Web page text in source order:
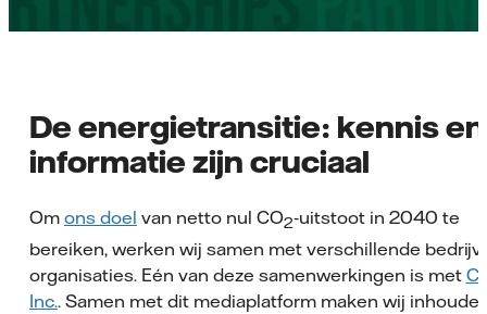
De energietransitie: kennis en
informatie zijn cruciaal
Om ons doel van netto nul CO2‑uitstoot in 2040 te
bereiken, werken wij samen met verschillende
organisaties. Eén van deze samenwerkingen is met
Inc.. Samen met dit mediaplatform maken wij